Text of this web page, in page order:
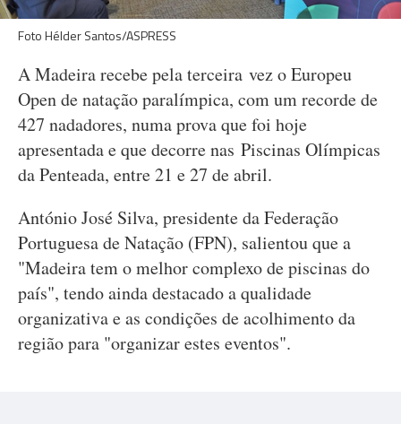
Foto Hélder Santos/ASPRESS
A Madeira recebe pela terceira vez o Europeu
Open de natação paralímpica, com um recorde de
427 nadadores, numa prova que foi hoje
apresentada e que decorre nas Piscinas Olímpicas
da Penteada, entre 21 e 27 de abril.
António José Silva, presidente da Federação
Portuguesa de Natação (FPN), salientou que a
"Madeira tem o melhor complexo de piscinas do
país", tendo ainda destacado a qualidade
organizativa e as condições de acolhimento da
região para "organizar estes eventos".